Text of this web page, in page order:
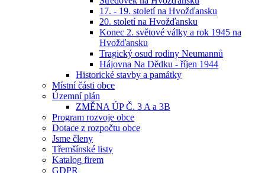
17. - 19. století na Hvožďansku
20. století na Hvožďansku
Konec 2. světové války a rok 1945 na
Hvožďansku
Tragický osud rodiny Neumannů
Hájovna Na Dědku - říjen 1944
Historické stavby a památky
Místní části obce
Územní plán
ZMĚNA ÚP Č. 3 A a 3B
Program rozvoje obce
Dotace z rozpočtu obce
Jsme členy
Třemšínské listy
Katalog firem
GDPR